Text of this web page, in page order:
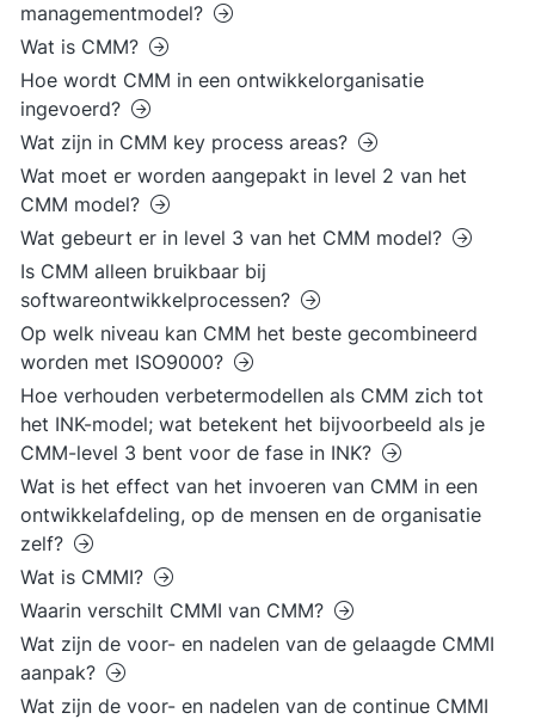
managementmodel?
Wat is CMM?
Hoe wordt CMM in een ontwikkelorganisatie
ingevoerd?
Wat zijn in CMM key process areas?
Wat moet er worden aangepakt in level 2 van het
CMM model?
Wat gebeurt er in level 3 van het CMM model?
Is CMM alleen bruikbaar bij
softwareontwikkelprocessen?
Op welk niveau kan CMM het beste gecombineerd
worden met ISO9000?
Hoe verhouden verbetermodellen als CMM zich tot
het INK-model; wat betekent het bijvoorbeeld als je
CMM-level 3 bent voor de fase in INK?
Wat is het effect van het invoeren van CMM in een
ontwikkelafdeling, op de mensen en de organisatie
zelf?
Wat is CMMI?
Waarin verschilt CMMI van CMM?
Wat zijn de voor- en nadelen van de gelaagde CMMI
aanpak?
Wat zijn de voor- en nadelen van de continue CMMI